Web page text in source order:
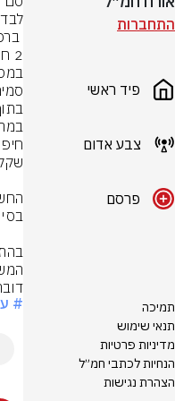
התחברות
פיד ראשי
צבע אדום
פרסם
תמיכה
תנאי שימוש
מדיניות פרטיות
הנחיות לכתבי חמ״ל
הצהרת נגישות
#